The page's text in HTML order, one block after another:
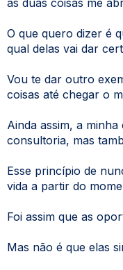
as duas coisas me
O que quero dizer é
qual delas vai dar
Vou te dar outro
coisas até chegar o
Ainda assim, a
consultoria, mas
Esse princípio de
vida a partir do
Foi assim que as
Mas não é que elas